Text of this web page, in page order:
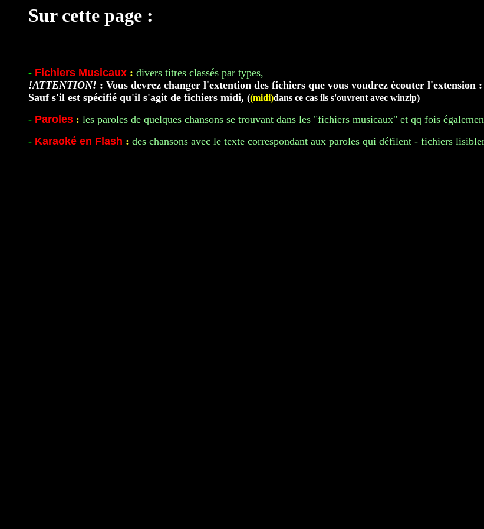
Sur cette page :
- Fichiers Musicaux : divers titres classés par types,
!ATTENTION! : Vous devrez changer l'extention des fichiers que vous voudrez écouter l'extension :
Sauf s'il est spécifié qu'il s'agit de fichiers midi, ((midi)dans ce cas ils s'ouvrent avec winzip)
- Paroles : les paroles de quelques chansons se trouvant dans les "fichiers musicaux" et qq fois
- Karaoké en Flash : des chansons avec le texte correspondant aux paroles qui défilent - fichiers